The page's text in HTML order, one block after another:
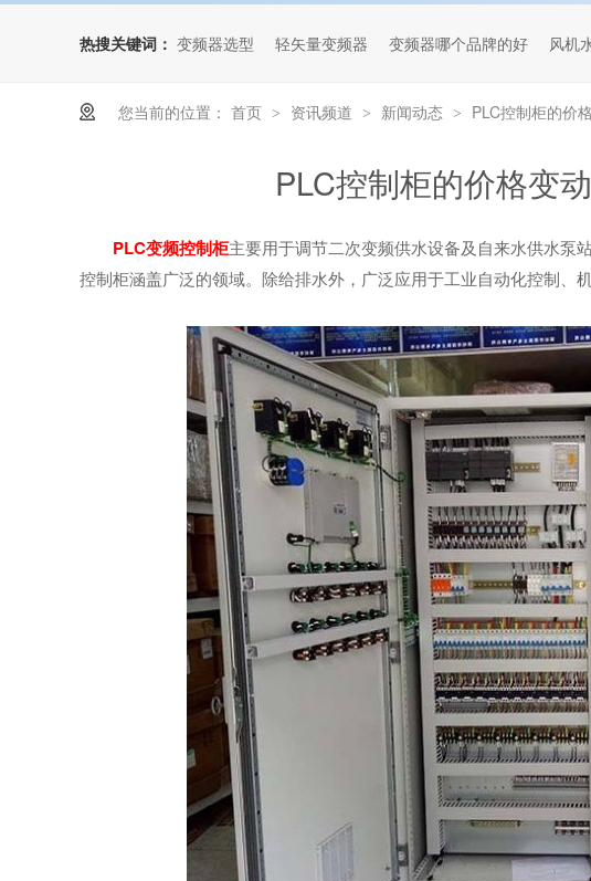
热搜关键词： 变频器选型 轻矢量变频器 变频器哪个品牌的好 风机
您当前的位置： 首页 > 资讯频道 > 新闻动态 > PLC控制柜的价
PLC控制柜的价格变
PLC变频控制柜主要用于调节二次变频供水设备及自来水供水泵
控制柜涵盖广泛的领域。除给排水外，广泛应用于工业自动化控制、